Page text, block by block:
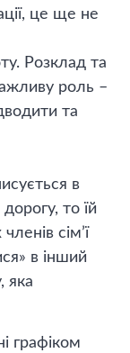
це ще не
Розклад та
роль –
та
в
то їй
сім’ї
в інший
яка
графіком